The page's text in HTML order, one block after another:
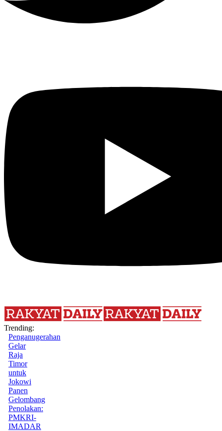
Trending:
Penganugerahan
Gelar
Raja
Timor
untuk
Jokowi
Panen
Gelombang
Penolakan:
PMKRI-
IMADAR